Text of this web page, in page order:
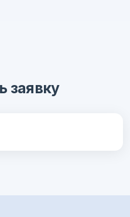
заявку